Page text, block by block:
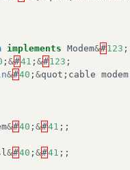
implements Modem&#123 ;
; &#41 ; &#123 ;
&#40 ; &quot ; cable modem
&#40 ; &#41 ;;
&#40 ; &#41 ;;